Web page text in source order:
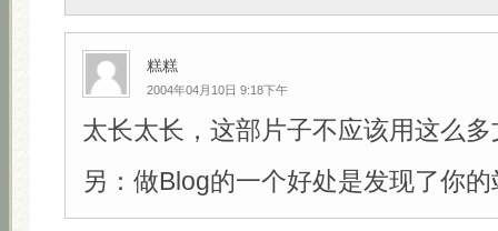
糕糕
2004年04月10日 9:18下午
太长太长，这部片子不应该用这么
另：做Blog的一个好处是发现了你的